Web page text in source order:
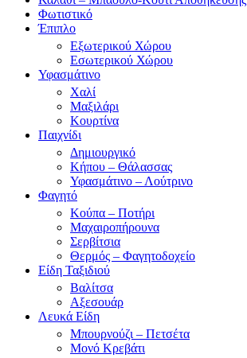
Φωτιστικό
Έπιπλο
Εξωτερικού Χώρου
Εσωτερικού Χώρου
Υφασμάτινο
Χαλί
Μαξιλάρι
Κουρτίνα
Παιχνίδι
Δημιουργικό
Κήπου – Θάλασσας
Υφασμάτινο – Λούτρινο
Φαγητό
Κούπα – Ποτήρι
Μαχαιροπήρουνα
Σερβίτσια
Θερμός – Φαγητοδοχείο
Είδη Ταξιδιού
Βαλίτσα
Αξεσουάρ
Λευκά Είδη
Μπουρνούζι – Πετσέτα
Μονό Κρεβάτι